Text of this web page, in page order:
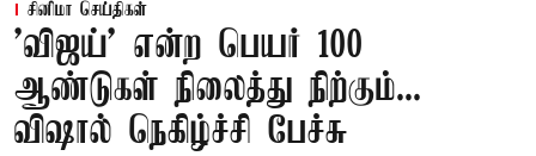
சினிமா செய்திகள்
'விஜய்' என்ற பெயர் 100
ஆண்டுகள் நிலைத்து நிற்கும்...
விஷால் நெகிழ்ச்சி பேச்சு